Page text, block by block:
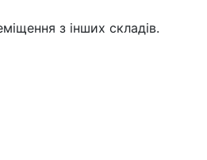
з інших складів.